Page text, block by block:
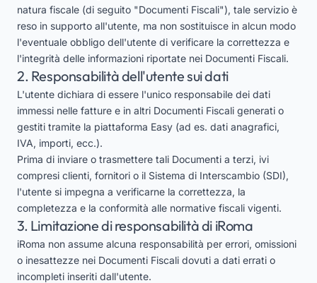
natura fiscale (di seguito "Documenti Fiscali"), tale servizio è
reso in supporto all'utente, ma non sostituisce in alcun modo
l'eventuale obbligo dell'utente di verificare la correttezza e
l'integrità delle informazioni riportate nei Documenti Fiscali.
2. Responsabilità dell'utente sui dati
L'utente dichiara di essere l'unico responsabile dei dati
immessi nelle fatture e in altri Documenti Fiscali generati o
gestiti tramite la piattaforma Easy (ad es. dati anagrafici,
IVA, importi, ecc.).
Prima di inviare o trasmettere tali Documenti a terzi, ivi
compresi clienti, fornitori o il Sistema di Interscambio (SDI),
l'utente si impegna a verificarne la correttezza, la
completezza e la conformità alle normative fiscali vigenti.
3. Limitazione di responsabilità di iRoma
iRoma non assume alcuna responsabilità per errori, omissioni
o inesattezze nei Documenti Fiscali dovuti a dati errati o
incompleti inseriti dall'utente.